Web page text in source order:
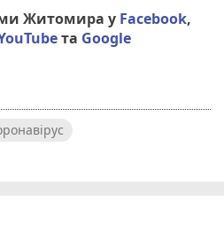
Житомира у Facebook,
та Google